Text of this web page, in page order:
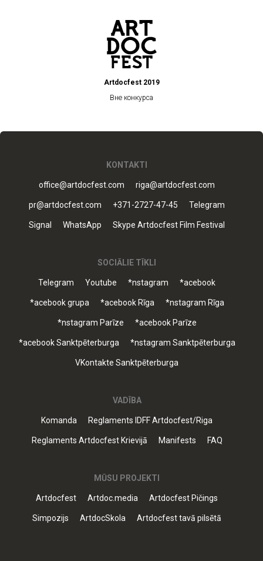
Artdocfest 2019
Вне конкурса
KONTAKTI
office@artdocfest.com riga@artdocfest.com
pr@artdocfest.com +371-2727-47-45 Telegram
Signal WhatsApp Skype Artdocfest Film Festival
SOCIĀLIE TĪKLI
Telegram Youtube *nstagram *acebook
*acebook grupa *acebook Rīga *nstagram Rīga
*nstagram Parīze *acebook Parīze
*acebook Sanktpēterburga *nstagram Sanktpēterburga
VKontakte Sanktpēterburga
VADĪBA
Komanda Reglaments IDFF Artdocfest/Riga
Reglaments Artdocfest Krievijā Manifests FAQ
MŪSU PROJEKTI
Artdocfest Artdoc.media Artdocfest Pičings
Simpozijs ArtdocSkola Artdocfest tavā pilsētā